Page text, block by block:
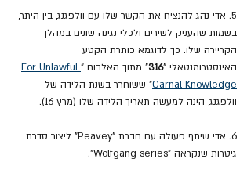
5. אדי נהג להנציח את הקשר שלו עם וולפגנג, בין היתר,
בשמות שהעניק לשירים ולכלי נגינה שונים במהלך
הקריירה שלו. כך לדוגמא כותרת הקטע
האינסטרומנטאלי "316" מתוך האלבום " For Unlawful
Carnal Knowledge" ששוחרר בשנת הלידה של
וולפגנג, הינה למעשה תאריך הלידה שלו (מרץ 16).
6. אדי שיתף פעולה עם חברת "Peavey" ליצור סדרת
גיטרות שנקראה "Wolfgang series".